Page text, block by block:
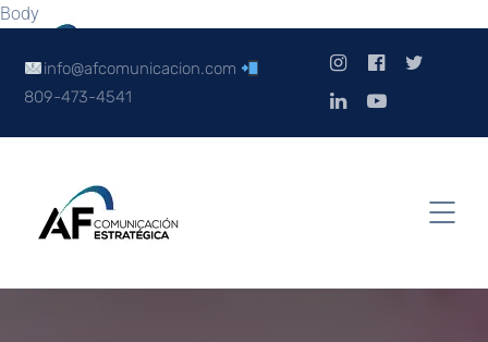
Body
info@afcomunicacion.com
809-473-4541